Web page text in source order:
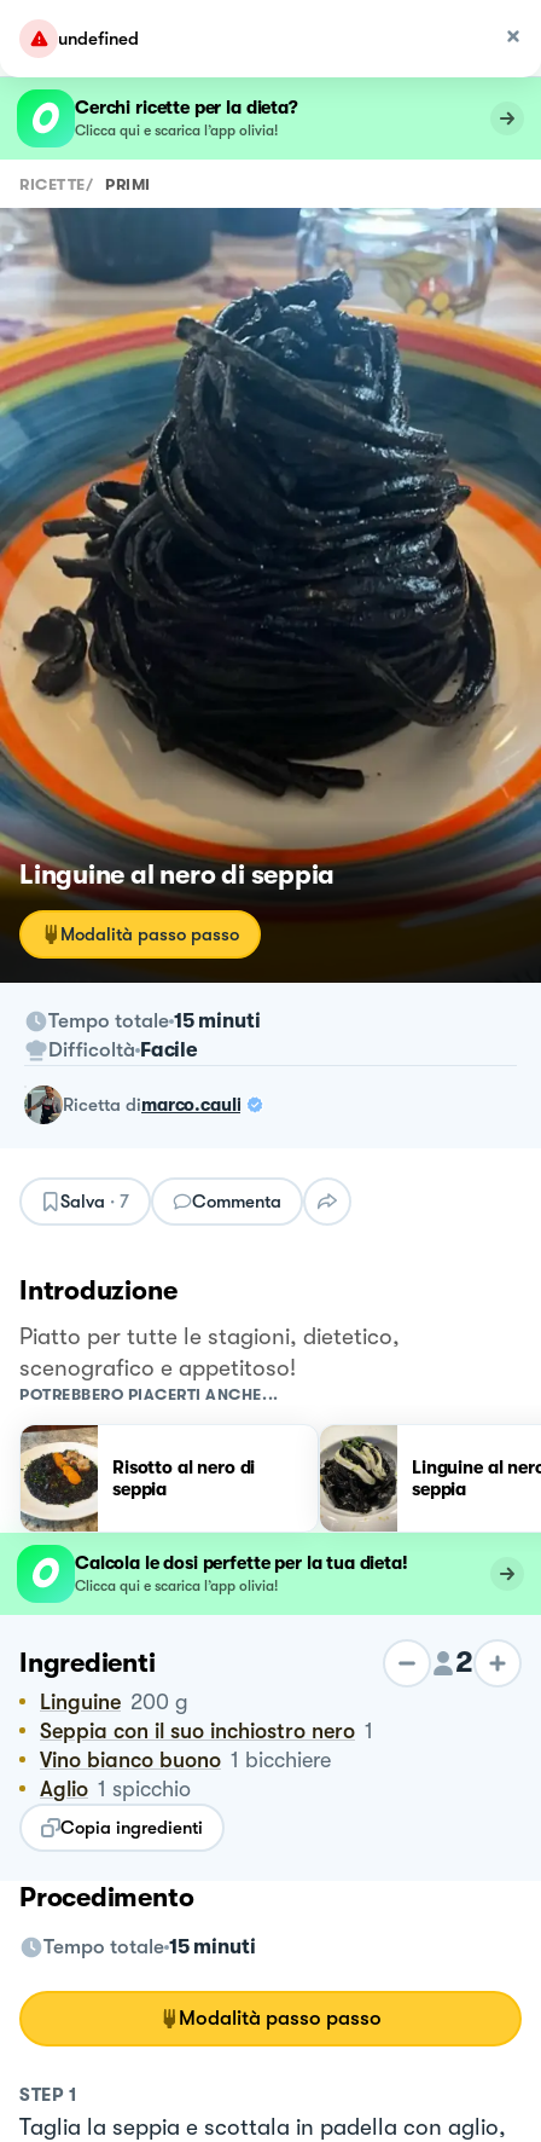
undefined
Cerchi ricette per la dieta?
Clicca qui e scarica l’app olivia!
RICETTE/ PRIMI
Linguine al nero di seppia
Modalità passo passo
Tempo totale 15 minuti
Difficoltà Facile
ricetta dimarco.cauli
Salva · 7 Commenta
Introduzione
Piatto per tutte le stagioni, dietetico,
scenografico e appetitoso!
POTREBBERO PIACERTI ANCHE...
Risotto al nero di
seppia
Linguine al
seppia
Calcola le dosi perfette per la tua dieta!
Clicca qui e scarica l’app olivia!
Ingredienti 2
Linguine 200 g
Seppia con il suo inchiostro nero 1
Vino bianco buono 1 bicchiere
Aglio 1 spicchio
Copia ingredienti
Procedimento
Tempo totale 15 minuti
Modalità passo passo
STEP 1
Taglia la seppia e scottala in padella con aglio,